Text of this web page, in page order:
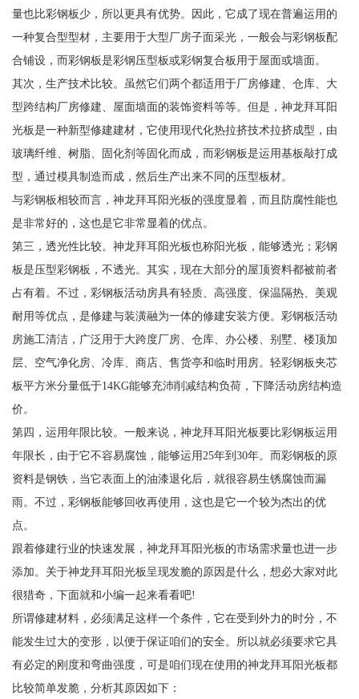
量也比彩钢板少，所以更具有优势。因此，它成了现在普遍运用的
一种复合型型材，主要用于大型厂房子面采光，一般会与彩钢板配
合铺设，而彩钢板是彩钢压型板或彩钢复合板用于屋面或墙面。
其次，生产技术比较。虽然它们两个都适用于厂房修建、仓库、大
型跨结构厂房修建、屋面墙面的装饰资料等等。但是，神龙拜耳阳
光板是一种新型修建建材，它使用现代化热拉挤技术拉挤成型，由
玻璃纤维、树脂、固化剂等固化而成，而彩钢板是运用基板敲打成
型，通过模具制造而成，然后生产出来不同的压型板材。
与彩钢板相较而言，神龙拜耳阳光板的强度显着，而且防腐性能也
是非常好的，这也是它非常显着的优点。
第三，透光性比较。神龙拜耳阳光板也称阳光板，能够透光；彩钢
板是压型彩钢板，不透光。其实，现在大部分的屋顶资料都被前者
占有着。不过，彩钢板活动房具有轻质、高强度、保温隔热、美观
耐用等优点，是修建与装潢融为一体的修建安装方便。彩钢板活动
房施工清洁，广泛用于大跨度厂房、仓库、办公楼、别墅、楼顶加
层、空气净化房、冷库、商店、售货亭和临时用房。轻彩钢板夹芯
板平方米分量低于14KG能够充沛削减结构负荷，下降活动房结构造
价。
第四，运用年限比较。一般来说，神龙拜耳阳光板要比彩钢板运用
年限长，由于它不容易腐蚀，能够运用25年到30年。而彩钢板的原
资料是钢铁，当它表面上的油漆退化后，就很容易生锈腐蚀而漏
雨。不过，彩钢板能够回收再使用，这也是它一个较为杰出的优
点。
跟着修建行业的快速发展，神龙拜耳阳光板的市场需求量也进一步
添加。关于神龙拜耳阳光板呈现发脆的原因是什么，想必大家对此
很猎奇，下面就和小编一起来看看吧!
所谓修建材料，必须满足这样一个条件，它在受到外力的时分，不
能发生过大的变形，以便于保证咱们的安全。所以就必须要求它具
有必定的刚度和弯曲强度，可是咱们现在使用的神龙拜耳阳光板都
比较简单发脆，分析其原因如下：